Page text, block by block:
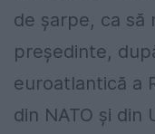
de șarpe, ca să
președinte,
euroatlantică a
din NATO și din